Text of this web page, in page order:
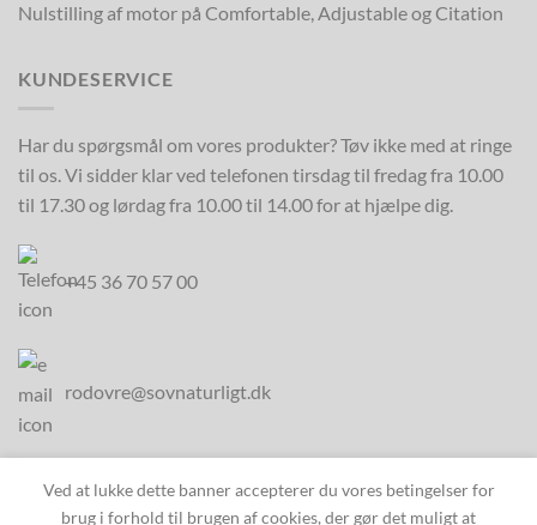
Nulstilling af motor på Comfortable, Adjustable og Citation
KUNDESERVICE
Har du spørgsmål om vores produkter? Tøv ikke med at ringe
til os. Vi sidder klar ved telefonen tirsdag til fredag fra 10.00
til 17.30 og lørdag fra 10.00 til 14.00 for at hjælpe dig.
+45 36 70 57 00
rodovre@sovnaturligt.dk
Ved at lukke dette banner accepterer du vores betingelser for
brug i forhold til brugen af cookies, der gør det muligt at